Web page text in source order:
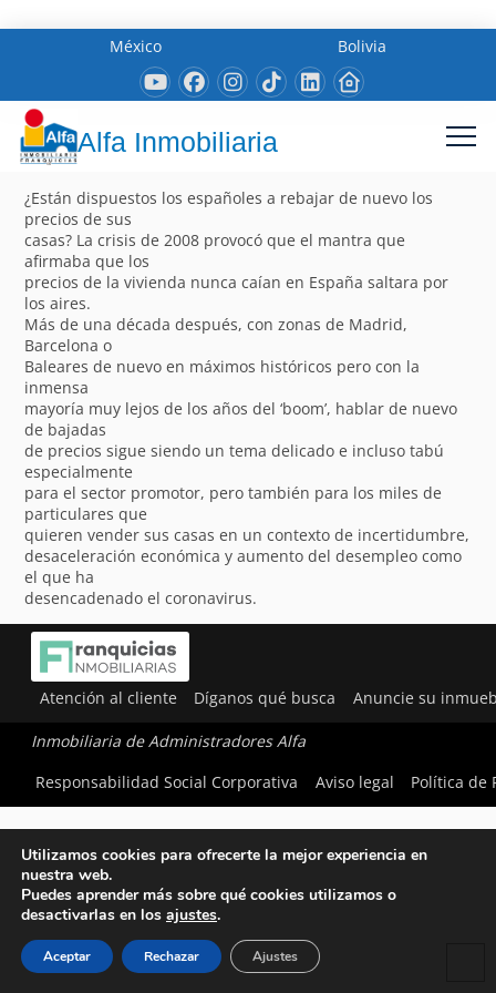
México Bolivia
Alfa Inmobiliaria
¿Están dispuestos los españoles a rebajar de nuevo los
precios de sus
casas? La crisis de 2008 provocó que el mantra que
afirmaba que los
precios de la vivienda nunca caían en España saltara por
los aires.
Más de una década después, con zonas de Madrid,
Barcelona o
Baleares de nuevo en máximos históricos pero con la
inmensa
mayoría muy lejos de los años del ‘boom’, hablar de nuevo
de bajadas
de precios sigue siendo un tema delicado e incluso tabú
especialmente
para el sector promotor, pero también para los miles de
particulares que
quieren vender sus casas en un contexto de incertidumbre,
desaceleración económica y aumento del desempleo como
el que ha
desencadenado el coronavirus.
Atención al cliente Díganos qué busca Anuncie su
Inmobiliaria de Administradores Alfa
Responsabilidad Social Corporativa
Aviso legal Política de
Utilizamos cookies para ofrecerte la mejor experiencia en
nuestra web.
Puedes aprender más sobre qué cookies utilizamos o
desactivarlas en los ajustes.
Aceptar Rechazar Ajustes